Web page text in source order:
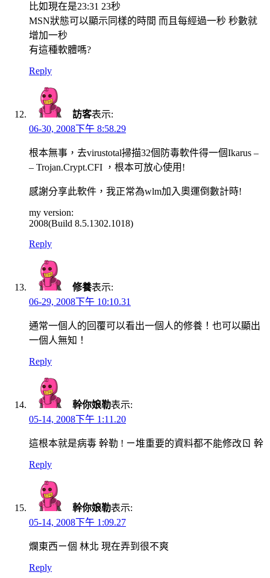
比如現在是23:31 23秒
MSN狀態可以顯示同樣的時間 而且每經過一秒 秒數就
增加一秒
有這種軟體嗎?
Reply
訪客表示:
06-30, 2008下午 8:58.29
根本無事，去virustotal掃描32個防毒軟件得一個Ikarus –
– Trojan.Crypt.CFI ，根本可放心使用!
感謝分享此軟件，我正常為wlm加入奧運倒數計時!
my version:
2008(Build 8.5.1302.1018)
Reply
修養表示:
06-29, 2008下午 10:10.31
通常一個人的回覆可以看出一個人的修養！也可以顯出
一個人無知！
Reply
幹你娘勒表示:
05-14, 2008下午 1:11.20
這根本就是病毒 幹勒 ! ㄧ堆重要的資料都不能修改ㄖ 幹
Reply
幹你娘勒表示:
05-14, 2008下午 1:09.27
爛東西ㄧ個 林北 現在弄到很不爽
Reply